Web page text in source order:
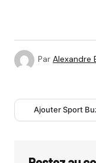
Par Alexandre
Ajouter Sport